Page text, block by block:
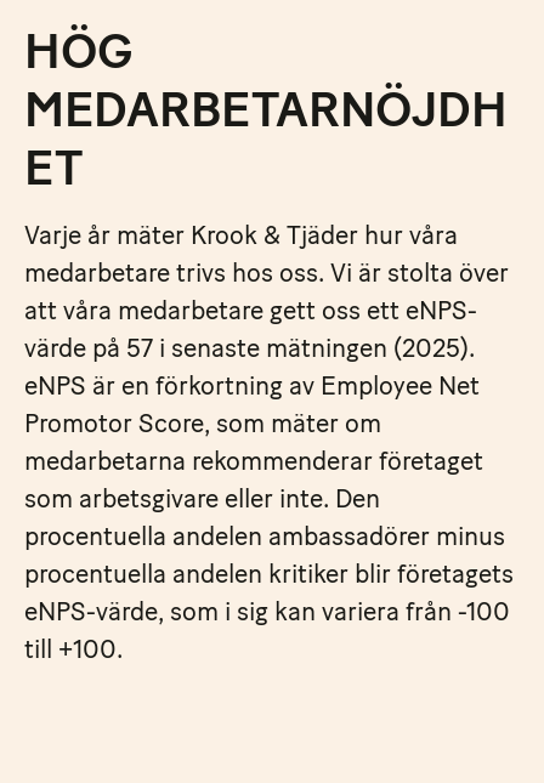
HÖG
MEDARBETARNÖJDH
ET
Varje år mäter Krook & Tjäder hur våra
medarbetare trivs hos oss. Vi är stolta över
att våra medarbetare gett oss ett eNPS-
värde på 57 i senaste mätningen (2025).
eNPS är en förkortning av Employee Net
Promotor Score, som mäter om
medarbetarna rekommenderar företaget
som arbetsgivare eller inte. Den
procentuella andelen ambassadörer minus
procentuella andelen kritiker blir företagets
eNPS-värde, som i sig kan variera från -100
till +100.